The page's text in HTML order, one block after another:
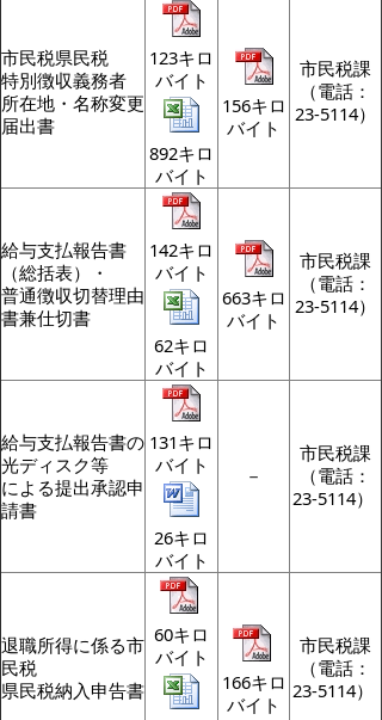
市民税県民税
特別徴収義務者
所在地・名称変更
届出書
123キロ
バイト
892キロ
バイト
156キロ
バイト
市民税課
（電話：
23-5114）
給与支払報告書
（総括表）・
普通徴収切替理由
書兼仕切書
142キロ
バイト
62キロ
バイト
663キロ
バイト
市民税課
（電話：
23-5114）
給与支払報告書の
光ディスク等
による提出承認申
請書
131キロ
バイト
26キロ
バイト
－
市民税課
（電話：
23-5114）
退職所得に係る市
民税
県民税納入申告書
60キロ
バイト
166キロ
バイト
市民税課
（電話：
23-5114）